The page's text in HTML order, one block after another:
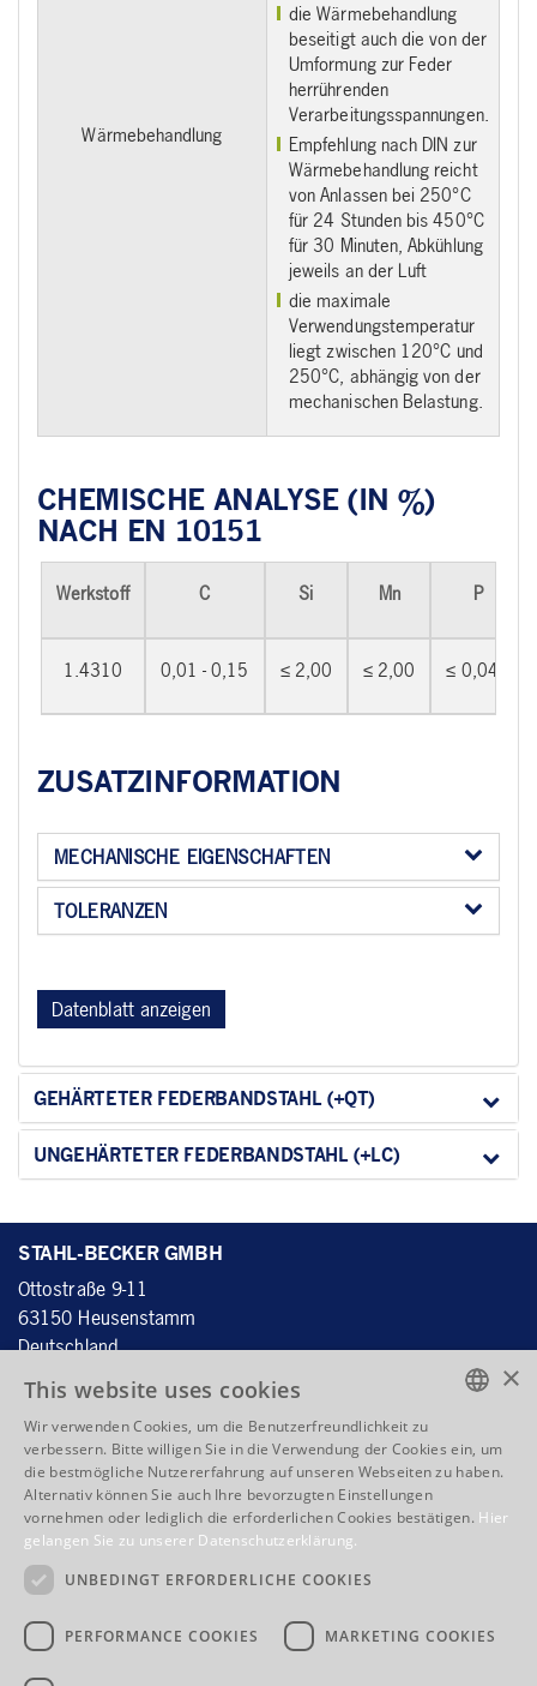
Wärmebehandlung
die Wärmebehandlung
beseitigt auch die von der
Umformung zur Feder
herrührenden
Verarbeitungsspannungen.
Empfehlung nach DIN zur
Wärmebehandlung reicht
von Anlassen bei 250°C
für 24 Stunden bis 450°C
für 30 Minuten, Abkühlung
jeweils an der Luft
die maximale
Verwendungstemperatur
liegt zwischen 120°C und
250°C, abhängig von der
mechanischen Belastung.
CHEMISCHE ANALYSE (IN %)
NACH EN 10151
Werkstoff
1.4310
C
0,01 - 0,15
Si
≤ 2,00
Mn
≤ 2,00
P
≤ 0,045
ZUSATZINFORMATION
MECHANISCHE EIGENSCHAFTEN
TOLERANZEN
Datenblatt anzeigen
GEHÄRTETER FEDERBANDSTAHL (+QT)
UNGEHÄRTETER FEDERBANDSTAHL (+LC)
STAHL-BECKER GMBH
Ottostraße 9-11
63150 Heusenstamm
Deutschland
Tel.:+49 6104 4059 - 60
Fax: +49 6104 4059 - 70
info@stahlbecker.de
QUICKLINKS
Produkte
Kernkompetenz
Unternehmen
Adresse / Anfahrt
AGB
Impressum
Datenschutz
ENGLISH
ENGLISH
FRENCH
×
This website uses cookies
Wir verwenden Cookies, um die Benutzerfreundlichkeit zu
verbessern. Bitte willigen Sie in die Verwendung der Cookies ein, um
die bestmögliche Nutzererfahrung auf unseren Webseiten zu haben.
Alternativ können Sie auch Ihre bevorzugten Einstellungen
vornehmen oder lediglich die erforderlichen Cookies bestätigen. Hier
gelangen Sie zu unserer Datenschutzerklärung.
UNBEDINGT ERFORDERLICHE COOKIES
PERFORMANCE COOKIES MARKETING COOKIES